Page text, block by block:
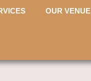
OUR VENUE